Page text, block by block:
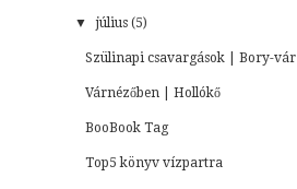
▼ július (5)
Szülinapi csavargások | Bory-vár
Várnézőben | Hollókő
BooBook Tag
Top5 könyv vízpartra